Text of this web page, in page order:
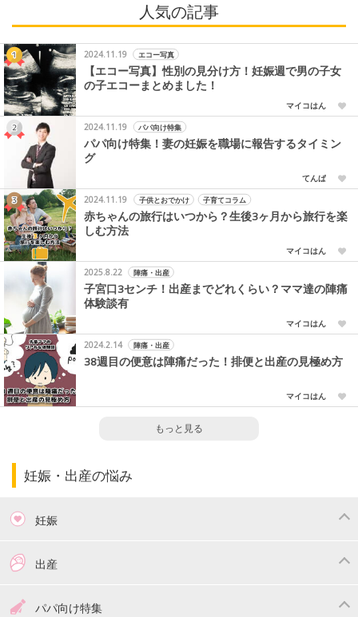
人気の記事
2024.11.19 エコー写真
【エコー写真】性別の見分け方！妊娠週で男の子女
の子エコーまとめました！
マイコはん
2024.11.19
パパ向け特集
パパ向け特集！妻の妊娠を職場に報告するタイミン
グ
てんぱ
2024.11.19
子供とおでかけ 子育てコラム
赤ちゃんの旅行はいつから？生後3ヶ月から旅行を楽
しむ方法
マイコはん
2025.8.22
陣痛・出産
子宮口3センチ！出産までどれくらい？ママ達の陣痛
体験談有
マイコはん
2024.2.14
陣痛・出産
38週目の便意は陣痛だった！排便と出産の見極め方
マイコはん
もっと見る
妊娠・出産の悩み
妊娠
つわり
妊娠中の食事
出産
出産準備パパ向け特集